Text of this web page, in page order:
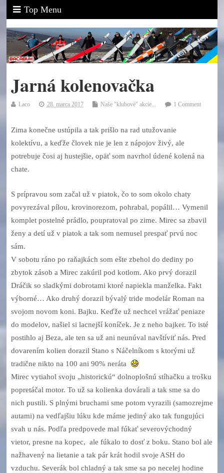
Top Menu
Jarná kolenovačka
Laco 28. marca 2017 Naše "klubové" akcie... 1 Comment
Zima konečne ustúpila a tak prišlo na rad utužovanie
kolektívu, a keďže človek nie je len z nápojov živý, ale
potrebuje čosi aj hustejšie, opäť som navrhol údené kolená na
chate.
S prípravou som začal už v piatok, čo to som okolo chaty
povyrezával pílou, krovinorezom, pohrabal, popálil… Vymenil
komplet postelné prádlo, poupratoval po zime. Mirec sa zbavil
ženy a detí už v piatok a tak som nemusel prespať prvú noc
sám.
V sobotu ráno po raňajkách som ešte zbehol do dediny po
zbytok zásob a Mirec zakúril pod kotlom. Ako prvý dorazil
Dráčik so sladkými dobrotami ktoré napiekla manželka. Fakt
výborné… Ako druhý dorazil bývalý tride modelár Roman na
svojom novom koni. Bajku. Keďže už nechcel vrážať peniaze
do modelov, našiel si lacnejší koníček. Je z neho bajker. To isté
postihlo aj Beza, ale ten sa už ani neunúval navštíviť nás. Pred
dovarením kolien dorazil Stano s Náčelníkom s ktorými už
tradične nikto na 100 ani 90% neráta
Mirec vytiahol svoju „historickú“ dolnoplošnú stíhačku a trošku
popretáčal motor. To už sa kolienka dovárali a tak sme sa do
nich pustili. S plnými bruchami sme potom vyrazili (samozrejme
autami) na vedľajšiu lúku kde máme jediný ako tak fungujúci
svah u nás. Podľa predpovede mal fúkať severovýchodný
vietor, presne na kopec, ale fúkalo to dosť z boku. Stano bol ale
nažhavený na lietanie a tak pár krát hodil svoje ASH do
vzduchu. Severák bol chladný a tak sme sa po necelej hodine